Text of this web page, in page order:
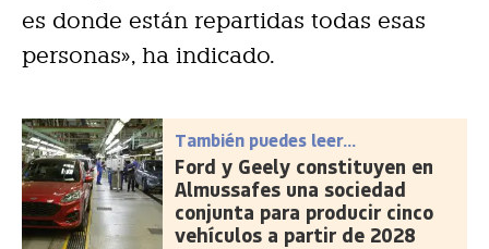
es donde están repartidas todas esas
personas», ha indicado.
También puedes leer...
Ford y Geely constituyen en
Almussafes una sociedad
conjunta para producir cinco
vehículos a partir de 2028